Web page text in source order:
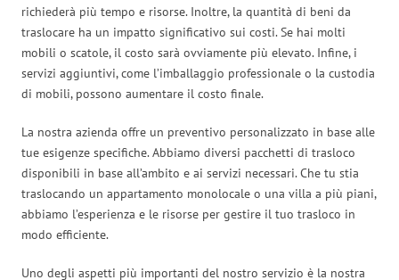
richiederà più tempo e risorse. Inoltre, la quantità di beni da
traslocare ha un impatto significativo sui costi. Se hai molti
mobili o scatole, il costo sarà ovviamente più elevato. Infine, i
servizi aggiuntivi, come l’imballaggio professionale o la custodia
di mobili, possono aumentare il costo finale.
La nostra azienda offre un preventivo personalizzato in base alle
tue esigenze specifiche. Abbiamo diversi pacchetti di trasloco
disponibili in base all’ambito e ai servizi necessari. Che tu stia
traslocando un appartamento monolocale o una villa a più piani,
abbiamo l’esperienza e le risorse per gestire il tuo trasloco in
modo efficiente.
Uno degli aspetti più importanti del nostro servizio è la nostra